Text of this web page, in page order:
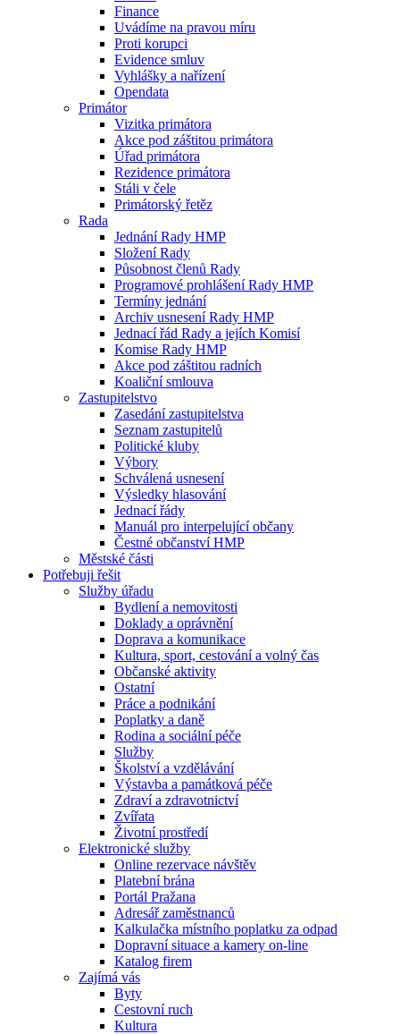
Finance
Uvádíme na pravou míru
Proti korupci
Evidence smluv
Vyhlášky a nařízení
Opendata
Primátor
Vizitka primátora
Akce pod záštitou primátora
Úřad primátora
Rezidence primátora
Stáli v čele
Primátorský řetěz
Rada
Jednání Rady HMP
Složení Rady
Působnost členů Rady
Programové prohlášení Rady HMP
Termíny jednání
Archiv usnesení Rady HMP
Jednací řád Rady a jejích Komisí
Komise Rady HMP
Akce pod záštitou radních
Koaliční smlouva
Zastupitelstvo
Zasedání zastupitelstva
Seznam zastupitelů
Politické kluby
Výbory
Schválená usnesení
Výsledky hlasování
Jednací řády
Manuál pro interpelující občany
Čestné občanství HMP
Městské části
Potřebuji řešit
Služby úřadu
Bydlení a nemovitosti
Doklady a oprávnění
Doprava a komunikace
Kultura, sport, cestování a volný čas
Občanské aktivity
Ostatní
Práce a podnikání
Poplatky a daně
Rodina a sociální péče
Služby
Školství a vzdělávání
Výstavba a památková péče
Zdraví a zdravotnictví
Zvířata
Životní prostředí
Elektronické služby
Online rezervace návštěv
Platební brána
Portál Pražana
Adresář zaměstnanců
Kalkulačka místního poplatku za odpad
Dopravní situace a kamery on-line
Katalog firem
Zajímá vás
Byty
Cestovní ruch
Kultura